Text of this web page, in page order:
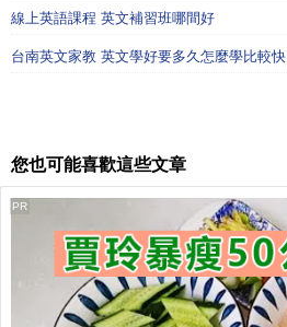
線上英語課程 英文補習班哪間好
台南英文家教 英文學好要多久怎麼學比較快
您也可能喜歡這些文章
PR